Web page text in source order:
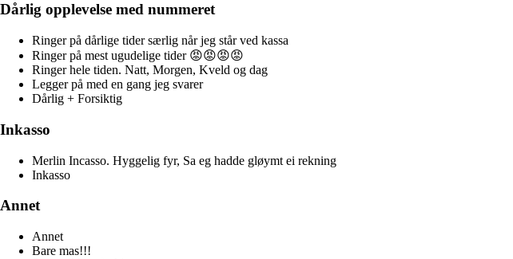
Dårlig opplevelse med nummeret
Ringer på dårlige tider særlig når jeg står ved kassa
Ringer på mest ugudelige tider 😡😡😡😡
Ringer hele tiden. Natt, Morgen, Kveld og dag
Legger på med en gang jeg svarer
Dårlig + Forsiktig
Inkasso
Merlin Incasso. Hyggelig fyr, Sa eg hadde gløymt ei rekning
Inkasso
Annet
Annet
Bare mas!!!